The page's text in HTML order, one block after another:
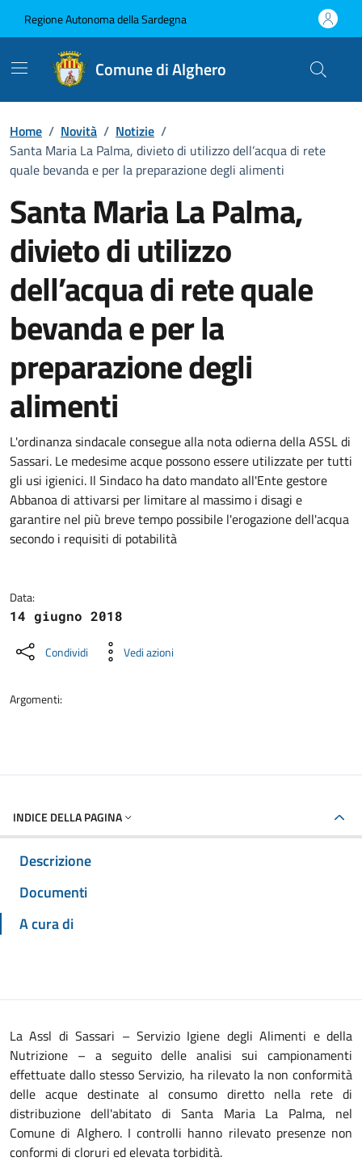
Regione Autonoma della Sardegna
Comune di Alghero
Home / Novità / Notizie /
Santa Maria La Palma, divieto di utilizzo dell’acqua di rete
quale bevanda e per la preparazione degli alimenti
Santa Maria La Palma,
divieto di utilizzo
dell’acqua di rete quale
bevanda e per la
preparazione degli
alimenti
Dettagli della notizia
L'ordinanza sindacale consegue alla nota odierna della ASSL di
Sassari. Le medesime acque possono essere utilizzate per tutti
gli usi igienici. Il Sindaco ha dato mandato all'Ente gestore
Abbanoa di attivarsi per limitare al massimo i disagi e
garantire nel più breve tempo possibile l'erogazione dell'acqua
secondo i requisiti di potabilità
Data:
14 giugno 2018
Condividi Vedi azioni
Argomenti:
INDICE DELLA PAGINA
Descrizione
Documenti
A cura di
La Assl di Sassari – Servizio Igiene degli Alimenti e della
Nutrizione – a seguito delle analisi sui campionamenti
effettuate dallo stesso Servizio, ha rilevato la non conformità
delle acque destinate al consumo diretto nella rete di
distribuzione dell'abitato di Santa Maria La Palma, nel
Comune di Alghero. I controlli hanno rilevato presenze non
conformi di cloruri ed elevata torbidità.